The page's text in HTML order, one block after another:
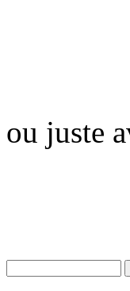
ou juste